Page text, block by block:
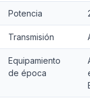
Potencia
Transmisión
Equipamiento
de época